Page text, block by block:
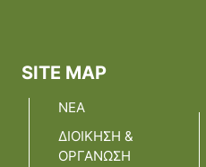
SITE MAP
ΝΕΑ
ΔΙΟΙΚΗΣΗ &
ΟΡΓΑΝΩΣΗ